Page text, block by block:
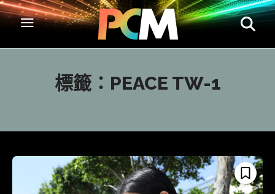
標籤： PEACE TW-1